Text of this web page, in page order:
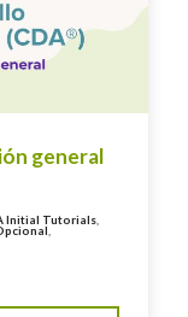
general
Initial Tutorials